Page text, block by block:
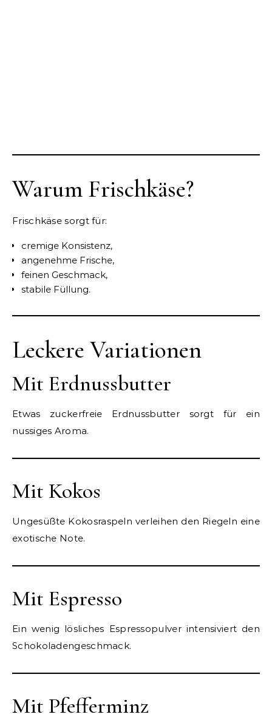
Warum Frischkäse?
Frischkäse sorgt für:
cremige Konsistenz,
angenehme Frische,
feinen Geschmack,
stabile Füllung.
Leckere Variationen
Mit Erdnussbutter
Etwas zuckerfreie Erdnussbutter sorgt für ein
nussiges Aroma.
Mit Kokos
Ungesüßte Kokosraspeln verleihen den Riegeln eine
exotische Note.
Mit Espresso
Ein wenig lösliches Espressopulver intensiviert den
Schokoladengeschmack.
Mit Pfefferminz